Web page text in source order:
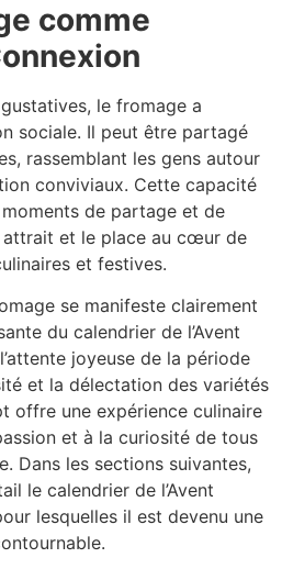
comme
le fromage a
sociale. Il peut être partagé
rassemblant les gens autour
conviviaux. Cette capacité
de partage et de
et le place au cœur de
et festives.
se manifeste clairement
du calendrier de l’Avent
joyeuse de la période
et la délectation des variétés
offre une expérience culinaire
et à la curiosité de tous
Dans les sections suivantes,
le calendrier de l’Avent
lesquelles il est devenu une